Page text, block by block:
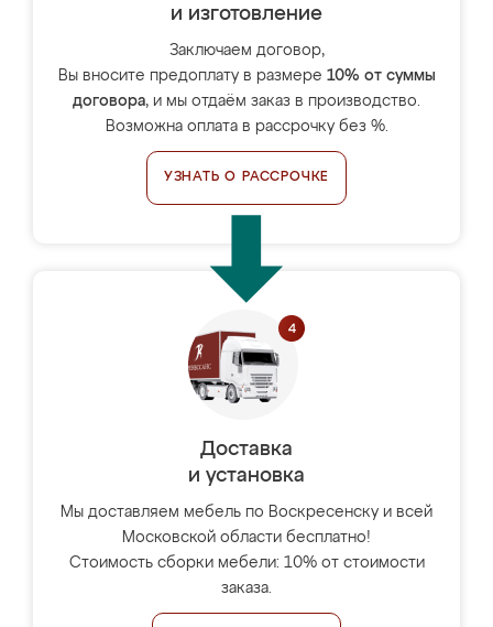
и изготовление
Заключаем договор,
Вы вносите предоплату в размере 10% от суммы
договора, и мы отдаём заказ в производство.
Возможна оплата в рассрочку без %.
УЗНАТЬ О РАССРОЧКЕ
Доставка
и установка
Мы доставляем мебель по Воскресенску и всей
Московской области бесплатно!
Стоимость сборки мебели: 10% от стоимости
заказа.